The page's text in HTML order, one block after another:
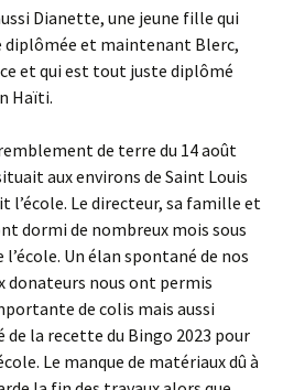
Dianette, une jeune fille qui
diplômée et maintenant Blerc,
et qui est tout juste diplômé
Haïti.
de terre du 14 août
aux environs de Saint Louis
l’école. Le directeur, sa famille et
dormi de nombreux mois sous
Un élan spontané de nos
donateurs nous ont permis
de colis mais aussi
la recette du Bingo 2023 pour
Le manque de matériaux dû à